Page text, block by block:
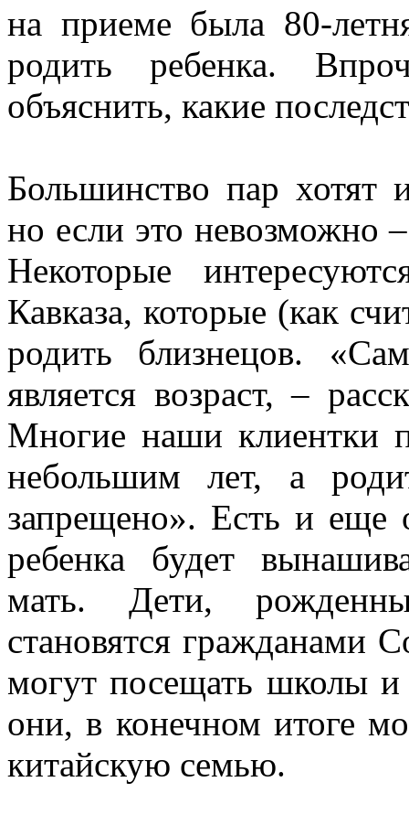
на приеме была 80-
родить ребенка.
объяснить, какие
Большинство пар хотят
но если это невозможно
Некоторые
Кавказа, которые (как
родить близнецов.
является возраст, –
Многие наши клиентки
небольшим лет, а
запрещено». Есть и еще
ребенка будет
мать. Дети,
становятся гражданами
могут посещать школы
они, в конечном итоге
китайскую семью.